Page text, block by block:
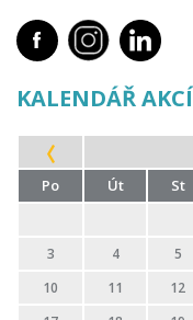
KALENDÁŘ AKCÍ
Po
Út St
3
4 5
10
11 12